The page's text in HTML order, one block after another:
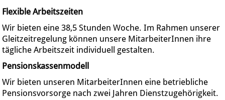
Flexible Arbeitszeiten
Wir bieten eine 38,5 Stunden Woche. Im Rahmen unserer
Gleitzeitregelung können unsere MitarbeiterInnen ihre
tägliche Arbeitszeit individuell gestalten.
Pensionskassenmodell
Wir bieten unseren MitarbeiterInnen eine betriebliche
Pensionsvorsorge nach zwei Jahren Dienstzugehörigkeit.